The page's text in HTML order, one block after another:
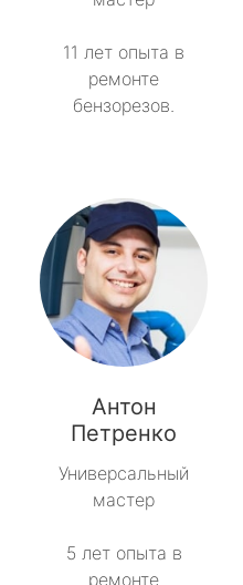
11 лет опыта в
ремонте
бензорезов.
Антон
Петренко
Универсальный
мастер
5 лет опыта в
ремонте